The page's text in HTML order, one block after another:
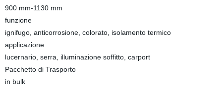
900 mm-1130 mm
funzione
ignifugo, anticorrosione, colorato, isolamento termico
applicazione
lucernario, serra, illuminazione soffitto, carport
Pacchetto di Trasporto
in bulk